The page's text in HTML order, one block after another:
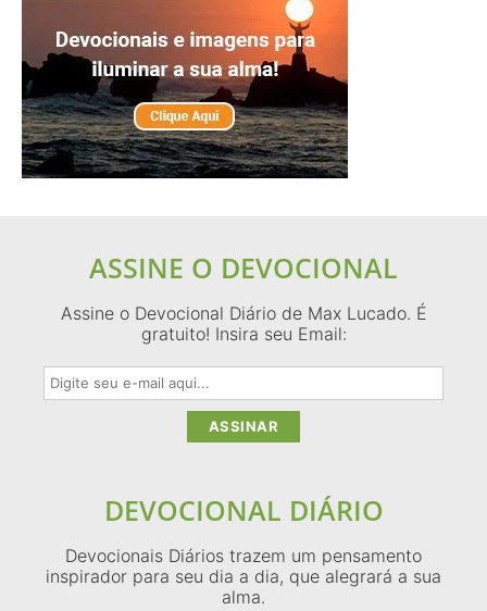
ASSINE O DEVOCIONAL
Assine o Devocional Diário de Max Lucado. É
gratuito! Insira seu Email:
DEVOCIONAL DIÁRIO
Devocionais Diários trazem um pensamento
inspirador para seu dia a dia, que alegrará a sua
alma.